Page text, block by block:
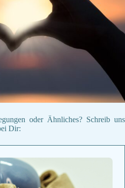
oder Ähnliches? Schreib uns
Dir: